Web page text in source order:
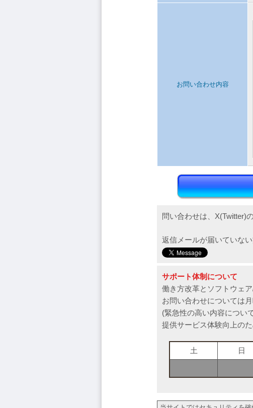
お問い合わせ内容
問い合わせは、X(Twitter)
返信メールが届いていな
サポート体制について
働き方改革とソフトウェ
お問い合わせについては
(緊急性の高い内容につい
提供サービス体験向上の
土 日